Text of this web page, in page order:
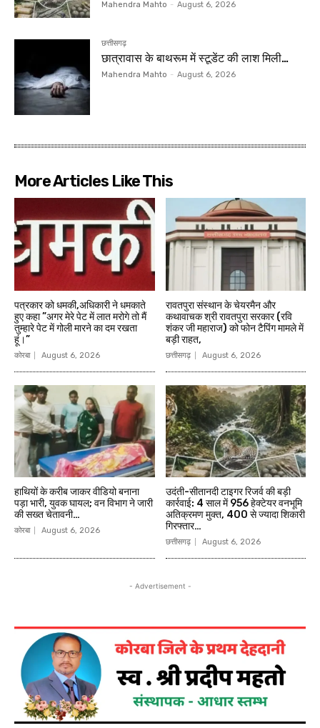
Mahendra Mahto - August 6, 2026
छत्तीसगढ़
छात्रावास के बाथरूम में स्टूडेंट की लाश मिली…
Mahendra Mahto - August 6, 2026
More Articles Like This
पत्रकार को धमकी,अधिकारी ने धमकाते
हुए कहा ”अगर मेरे पेट में लात मरोगे तो मैं
तुम्हारे पेट में गोली मारने का दम रखता
हूं।”
कोरबा August 6, 2026
रावतपुरा संस्थान के चेयरमैन और
कथावाचक श्री रावतपुरा सरकार (रवि
शंकर जी महाराज) को फोन टैपिंग मामले में
बड़ी राहत,
छत्तीसगढ़ August 6, 2026
हाथियों के करीब जाकर वीडियो बनाना
पड़ा भारी, युवक घायल; वन विभाग ने जारी
की सख्त चेतावनी…
कोरबा August 6, 2026
उदंती-सीतानदी टाइगर रिजर्व की बड़ी
कार्रवाई: 4 साल में 956 हेक्टेयर वनभूमि
अतिक्रमण मुक्त, 400 से ज्यादा शिकारी
गिरफ्तार…
छत्तीसगढ़ August 6, 2026
- Advertisement -